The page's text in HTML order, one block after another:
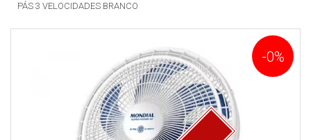
PÁS 3 VELOCIDADES BRANCO
-0%